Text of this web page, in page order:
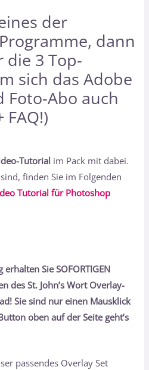
der
dann
die 3 Top-
sich das Adobe
Foto-Abo auch
Tutorial im Pack mit dabei.
finden Sie im Folgenden
Tutorial für Photoshop
Sie SOFORTIGEN
des St. John’s Wort Overlay-
Sie sind nur einen Mausklick
oben auf der Seite geht’s
passendes Overlay Set